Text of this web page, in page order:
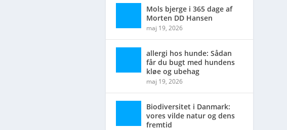
Mols bjerge i 365 dage af
Morten DD Hansen
maj 19, 2026
allergi hos hunde: Sådan
får du bugt med hundens
kløe og ubehag
maj 19, 2026
Biodiversitet i Danmark:
vores vilde natur og dens
fremtid